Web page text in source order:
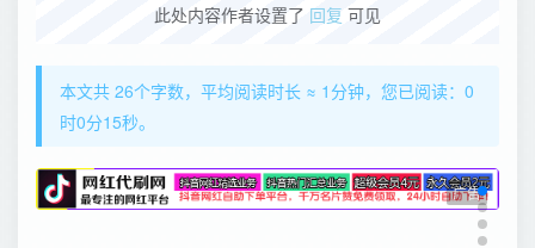
此处内容作者设置了 回复 可见
本文共 26个字数，平均阅读时长 ≈ 1分钟，您已阅读：0
时0分15秒。
广告